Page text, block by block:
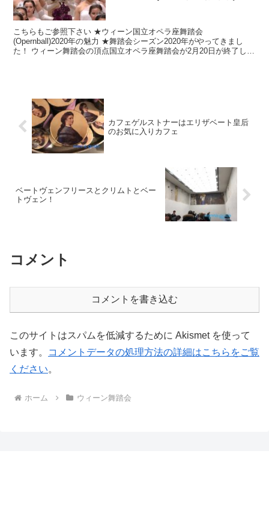
こちらもご参照下さい ★ウィーン国立オペラ座舞踏会
(Opernball)2020年の魅力 ★舞踏会シーズン2020年がやってきまし
た！ ウィーン舞踏会の頂点国立オペラ座舞踏会が2月20日が終了しま
カフェゲルストナーはエリザベート皇后
のお気に入りカフェ
ベートヴェンフリースとクリムトとベー
トヴェン！
コメント
コメントを書き込む
このサイトはスパムを低減するために Akismet を使って
います。
コメントデータの処理方法の詳細はこちらをご覧
ください。
ホーム ウィーン舞踏会